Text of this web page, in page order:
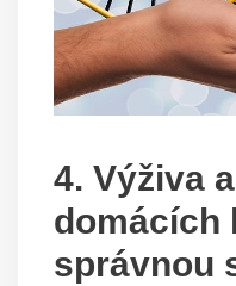
4. Výživa
domácích
správnou